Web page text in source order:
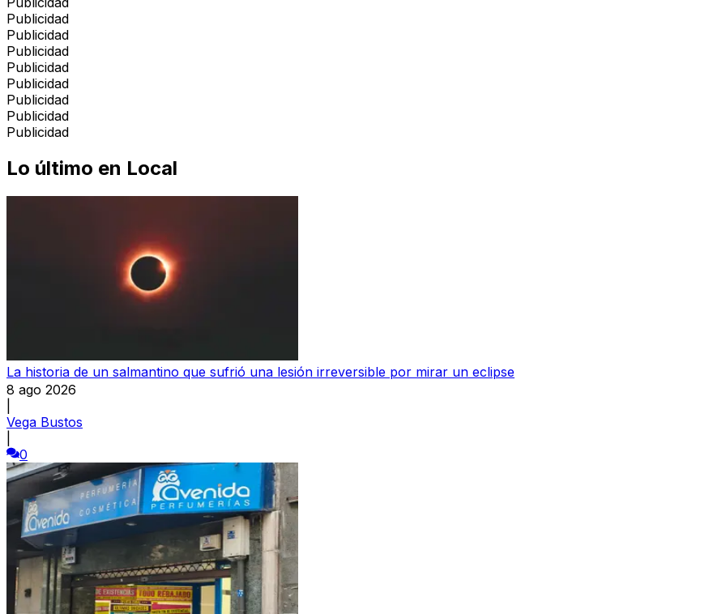
Publicidad
Publicidad
Publicidad
Publicidad
Publicidad
Publicidad
Publicidad
Publicidad
Lo último en Local
La historia de un salmantino que sufrió una lesión irreversible por mirar un eclipse
8 ago 2026
Vega Bustos
0